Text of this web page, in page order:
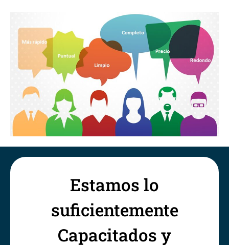
Estamos lo
suficientemente
Capacitados y